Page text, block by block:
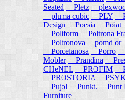
Seated
Pletz
pluma cubic
PLY
Design
Poesia Poiat
Poliform
Poltrona
Poltronova
pomd or
Porcelanosa
Porro
Mobler
Prandina
CHeNEL
PROFIM
PROSTORIA
Pujol
Punkt. Punt
Furniture